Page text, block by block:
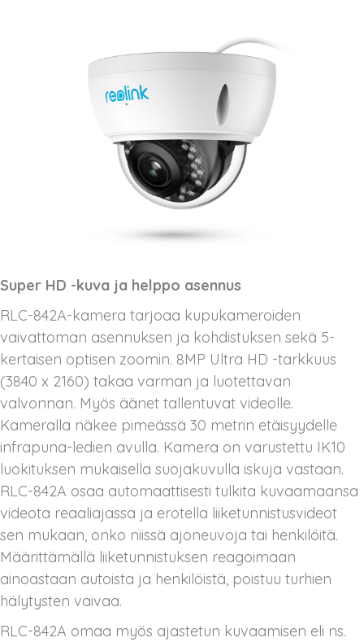
Super HD -kuva ja helppo asennus
RLC-842A-kamera tarjoaa kupukameroiden
vaivattoman asennuksen ja kohdistuksen sekä 5-
kertaisen optisen zoomin. 8MP Ultra HD -tarkkuus
(3840 x 2160) takaa varman ja luotettavan
valvonnan. Myös äänet tallentuvat videolle.
Kameralla näkee pimeässä 30 metrin etäisyydelle
infrapuna-ledien avulla. Kamera on varustettu IK10
luokituksen mukaisella suojakuvulla iskuja vastaan.
RLC-842A osaa automaattisesti tulkita kuvaamaansa
videota reaaliajassa ja erotella liiketunnistusvideot
sen mukaan, onko niissä ajoneuvoja tai henkilöitä.
Määrittämällä liiketunnistuksen reagoimaan
ainoastaan autoista ja henkilöistä, poistuu turhien
hälytysten vaivaa.
RLC-842A omaa myös ajastetun kuvaamisen eli ns.